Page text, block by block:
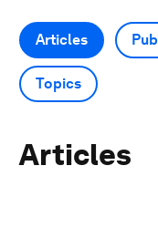
Articles
Topics
Articles